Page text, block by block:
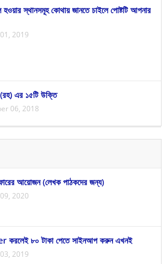
স্থানসমূহ কোথায় জানতে চাইলে পোষ্টটি আপনার
2019
(রহ) এর ১৫টি উক্তি
06, 2018
আয়োজন (লেখক পাঠকদের জন্য)
2020
করলেই ৮০ টাকা পেতে সাইনআপ করুন এখনই
2019